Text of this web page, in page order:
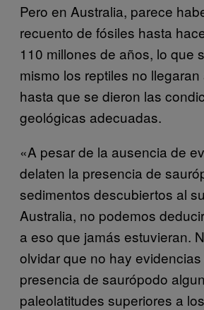
Pero en Australia, parece
recuento de fósiles hasta
110 millones de años, lo que
mismo los reptiles no
hasta que se dieron las
geológicas adecuadas.
«A pesar de la ausencia de
delaten la presencia de
sedimentos descubiertos al
Australia, no podemos
a eso que jamás estuvieran.
olvidar que no hay
presencia de saurópodo
paleolatitudes superiores a